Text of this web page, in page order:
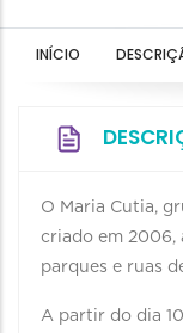
INÍCIO
O Maria Cutia,
criado em 2006,
parques e ruas
A partir do dia